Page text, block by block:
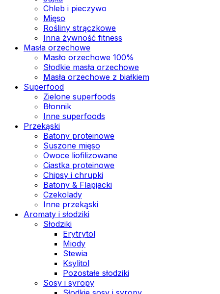
Chleb i pieczywo
Mięso
Rośliny strączkowe
Inna żywność fitness
Masła orzechowe
Masło orzechowe 100%
Słodkie masła orzechowe
Masła orzechowe z białkiem
Superfood
Zielone superfoods
Błonnik
Inne superfoods
Przekąski
Batony proteinowe
Suszone mięso
Owoce liofilizowane
Ciastka proteinowe
Chipsy i chrupki
Batony & Flapjacki
Czekolady
Inne przekąski
Aromaty i słodziki
Słodziki
Erytrytol
Miody
Stewia
Ksylitol
Pozostałe słodziki
Sosy i syropy